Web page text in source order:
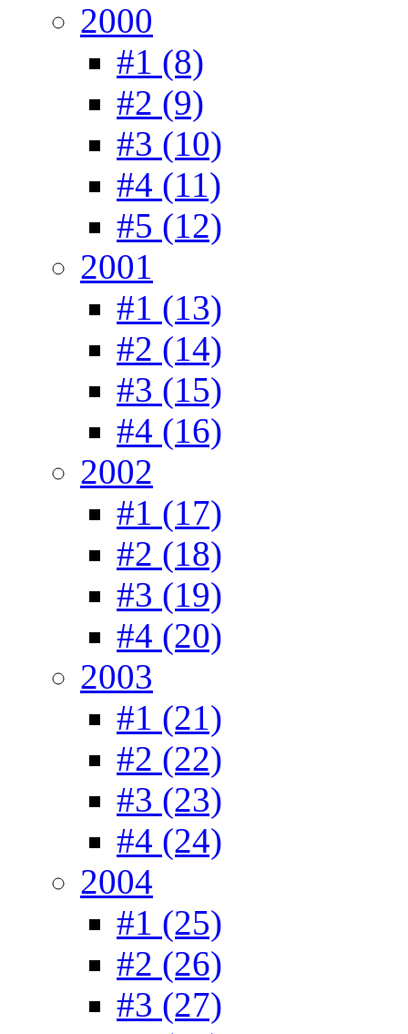
2000
#1 (8)
#2 (9)
#3 (10)
#4 (11)
#5 (12)
2001
#1 (13)
#2 (14)
#3 (15)
#4 (16)
2002
#1 (17)
#2 (18)
#3 (19)
#4 (20)
2003
#1 (21)
#2 (22)
#3 (23)
#4 (24)
2004
#1 (25)
#2 (26)
#3 (27)